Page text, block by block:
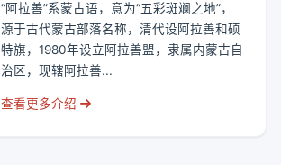
“阿拉善”系蒙古语，意为“五彩斑斓之地”，
源于古代蒙古部落名称，清代设阿拉善和硕
特旗，1980年设立阿拉善盟，隶属内蒙古自
治区，现辖阿拉善...
查看更多介绍